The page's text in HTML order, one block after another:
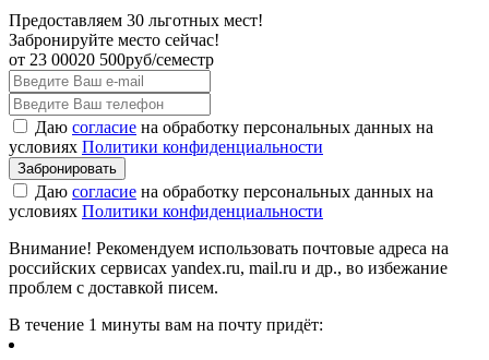
Предоставляем 30 льготных мест!
Забронируйте место сейчас!
от 23 00020 500руб/семестр
Даю согласие на обработку персональных данных на
условиях Политики конфиденциальности
Даю согласие на обработку персональных данных на
условиях Политики конфиденциальности
Внимание! Рекомендуем использовать почтовые адреса на
российских сервисах yandex.ru, mail.ru и др., во избежание
проблем с доставкой писем.
В течение 1 минуты вам на почту придёт: